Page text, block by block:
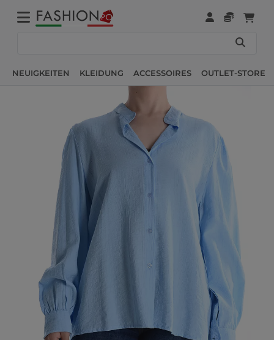
NEUIGKEITEN KLEIDUNG ACCESSOIRES OUTLET-STORE